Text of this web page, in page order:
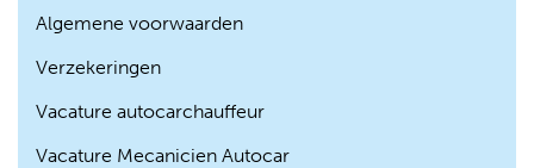
Algemene voorwaarden
Verzekeringen
Vacature autocarchauffeur
Vacature Mecanicien Autocar